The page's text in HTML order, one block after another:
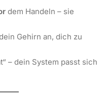
dem Handeln – sie
Gehirn an, dich zu
– dein System passt sich